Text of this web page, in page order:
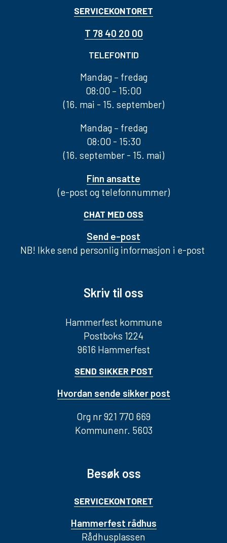
SERVICEKONTORET
T 78 40 20 00
TELEFONTID
Mandag – fredag
08:00 – 15:00
(16. mai - 15. september)
Mandag – fredag
08:00 - 15:30
(16. september - 15. mai)
Finn ansatte
(e-post og telefonnummer)
CHAT MED OSS
Send e-post
NB! Ikke send personlig informasjon i e-post
Skriv til oss
Hammerfest kommune
Postboks 1224
9616 Hammerfest
SEND SIKKER POST
Hvordan sende sikker post
Org nr 921 770 669
Kommunenr. 5603
Besøk oss
SERVICEKONTORET
Hammerfest rådhus
Rådhusplassen